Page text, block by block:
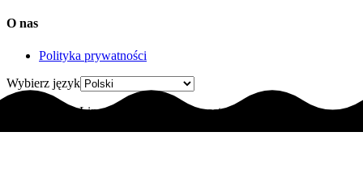
O nas
Polityka prywatności
Wybierz język
© 2025 LingoLingo. Wszelkie prawa zastrzeżone.